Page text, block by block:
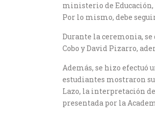
ministerio de Educación,
Por lo mismo, debe
Durante la ceremonia,
Cobo y David Pizarro,
Además, se hizo efectuó
estudiantes mostraron
Lazo, la interpretación
presentada por la